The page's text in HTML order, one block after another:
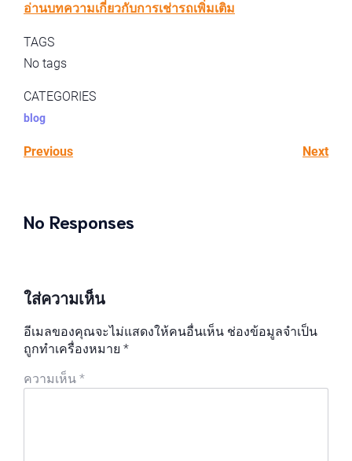
อ่านบทความเกี่ยวกับการเช่ารถเพิ่มเติม
TAGS
No tags
CATEGORIES
blog
Previous Next
No Responses
ใส่ความเห็น
อีเมลของคุณจะไม่แสดงให้คนอื่นเห็น ช่องข้อมูลจำเป็น
ถูกทำเครื่องหมาย *
ความเห็น *